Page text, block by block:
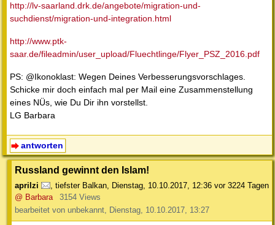
http://lv-saarland.drk.de/angebote/migration-und-
suchdienst/migration-und-integration.html
http://www.ptk-
saar.de/fileadmin/user_upload/Fluechtlinge/Flyer_PSZ_2016.pdf
PS: @Ikonoklast: Wegen Deines Verbesserungsvorschlages.
Schicke mir doch einfach mal per Mail eine Zusammenstellung
eines NÜs, wie Du Dir ihn vorstellst.
LG Barbara
antworten
Russland gewinnt den Islam!
aprilzi , tiefster Balkan, Dienstag, 10.10.2017, 12:36 vor 3224 Tagen
@ Barbara
3154 Views
bearbeitet von unbekannt, Dienstag, 10.10.2017, 13:27